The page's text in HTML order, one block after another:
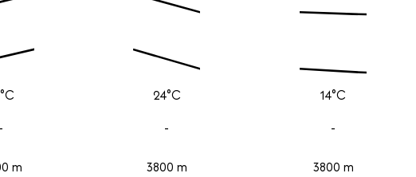
-
m
24°C
-
3800 m
14°C
-
3800 m